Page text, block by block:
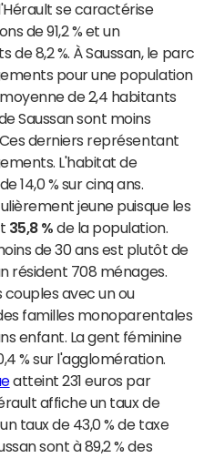
se caractérise
de 91,2 % et un
8,2 %. À Saussan, le parc
pour une population
de 2,4 habitants
Saussan sont moins
derniers représentant
L'habitat de
14,0 % sur cinq ans.
jeune puisque les
35,8 % de la population.
de 30 ans est plutôt de
résident 708 ménages.
couples avec un ou
familles monoparentales
enfant. La gent féminine
% sur l'agglomération.
atteint 231 euros par
affiche un taux de
taux de 43,0 % de taxe
sont à 89,2 % des